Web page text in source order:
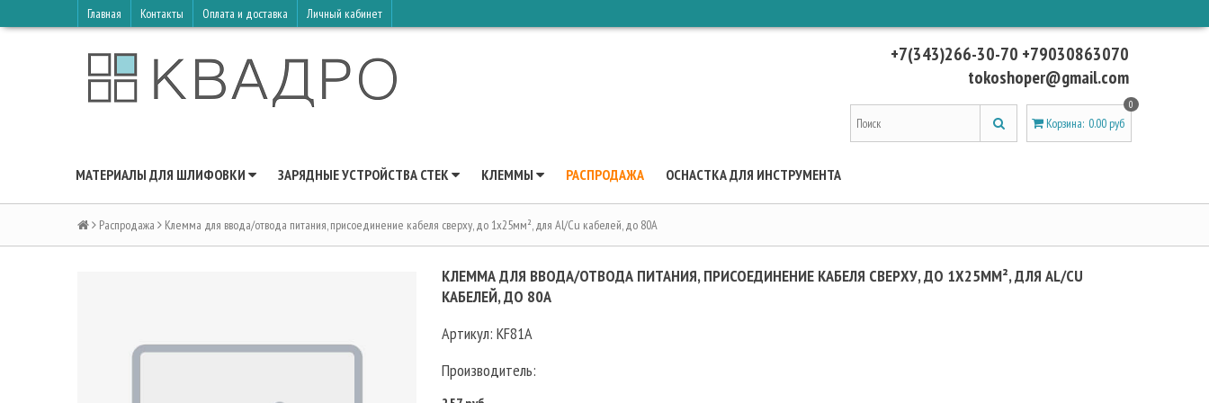
Главная Контакты Оплата и доставка Личный кабинет
+7(343)266-30-70 +79030863070
tokoshoper@gmail.com
Корзина:
0
0.00 руб
МАТЕРИАЛЫ ДЛЯ ШЛИФОВКИ ЗАРЯДНЫЕ УСТРОЙСТВА CTEK КЛЕММЫ РАСПРОДАЖА ОСНАСТКА ДЛЯ ИНСТРУМЕНТА
Распродажа Клемма для ввода/отвода питания, присоединение кабеля сверху, до 1х25мм², для Al/Cu кабелей, до 80A
КЛЕММА ДЛЯ ВВОДА/ОТВОДА ПИТАНИЯ, ПРИСОЕДИНЕНИЕ КАБЕЛЯ СВЕРХУ, ДО 1Х25ММ², ДЛЯ AL/CU
КАБЕЛЕЙ, ДО 80A
Артикул: KF81A
Производитель: